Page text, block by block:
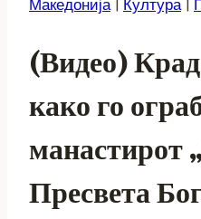
Македонија| Култура|
(Видео)
како го
манастирот
Пресвета